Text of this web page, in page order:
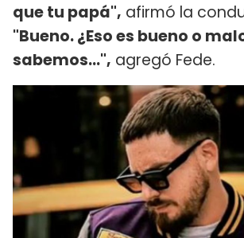
que tu papá", afirmó la
"Bueno. ¿Eso es bueno o
sabemos…", agregó Fede.